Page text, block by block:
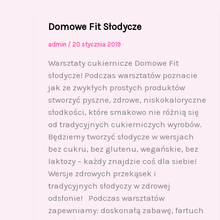
Domowe Fit Słodycze
admin / 20 stycznia 2019
Warsztaty cukiernicze Domowe Fit
słodycze! Podczas warsztatów poznacie
jak ze zwykłych prostych produktów
stworzyć pyszne, zdrowe, niskokaloryczne
słodkości, które smakowo nie różnią się
od tradycyjnych cukierniczych wyrobów.
Będziemy tworzyć słodycze w wersjach
bez cukru, bez glutenu, wegańskie, bez
laktozy – każdy znajdzie coś dla siebie!
Wersje zdrowych przekąsek i
tradycyjnych słodyczy w zdrowej
odsłonie! Podczas warsztatów
zapewniamy: doskonałą zabawę, fartuch